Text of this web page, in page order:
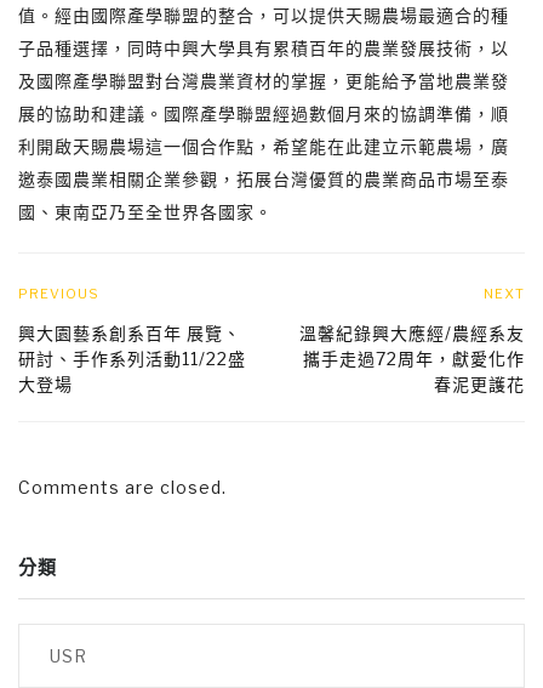
值。經由國際產學聯盟的整合，可以提供天賜農場最適合的種
子品種選擇，同時中興大學具有累積百年的農業發展技術，以
及國際產學聯盟對台灣農業資材的掌握，更能給予當地農業發
展的協助和建議。國際產學聯盟經過數個月來的協調準備，順
利開啟天賜農場這一個合作點，希望能在此建立示範農場，廣
邀泰國農業相關企業參觀，拓展台灣優質的農業商品市場至泰
國、東南亞乃至全世界各國家。
PREVIOUS
興大園藝系創系百年 展覽、
研討、手作系列活動11/22盛
大登場
NEXT
溫馨紀錄興大應經/農經系友
攜手走過72周年，獻愛化作
春泥更護花
Comments are closed.
分類
USR